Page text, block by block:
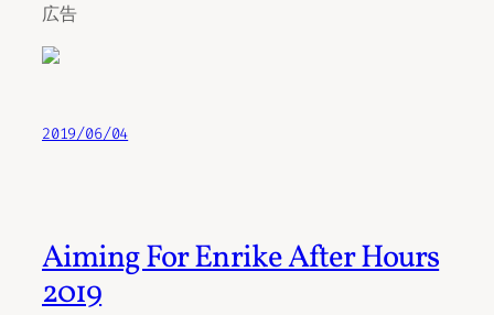
広告
2019/06/04
Aiming For Enrike After Hours
2019